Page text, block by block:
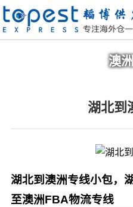
澳
湖北到
湖北到澳洲专线小包，
至澳洲FBA物流专线